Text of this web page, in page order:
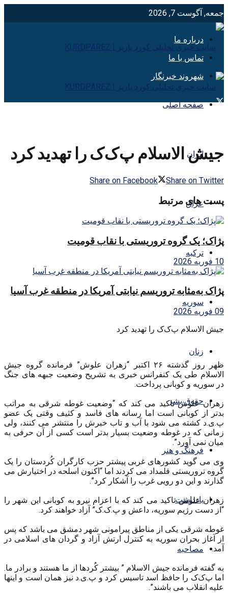
جمعه, آگوست 7, 2026
درباره ما
تماس با ما
شهروند خبرنگار
صفحه اصلی
ایران
عراق
ترکیه
سوریه
زنان
حقوق بشر
فرهنگ و هنر
یادداشت
مصاحبه
جیش الاسلام پ‌ک‌ک را تهدید کرد
Share on Facebook Share on Twitter
پست های مرتبط
پژاک؛ یک گروه تروریستی با نقاب قومیت
10 فوریه 2026
پژاک به‌مثابه تروریسم نیابتی آمریکا در منطقه غرب آسیا
09 فوریه 2026
جیش الاسلام پ‌ک‌ک را تهدید کرد
ظهر روز گذشته ۲۶ اکتبر “زهران علوش” فرمانده گروه جیش
الاسلام طی یک کنفرانس خبری به تشریح وضعیت جبهه های جنگ
در سوریه و کوبانی پرداخت.
زهران علوش تاکید می کند که “وضعیت غوطه شرقی به مراتب
بدتر از کوبانی است اما رسانه های فاسد و کثیف وقتی یک عضو
پ.ی.د کشته می شود با آب و تاب خبرش را منتشر می کنند، ولی
زمانی که در غوطه وضعیت بسیار بدتر است کسی از آن حرفی به
میان نمی آورد”.
وی می گوید کشورهای غربی پیشتر حزب کارگران کُردستان را یک
گروه تروریستی قلمداد می کردند اما “اکنون اسلحه در اختیارش می
گذارند و این دو رویی غرب را آشکار کرد”.
زهران علوش تاکید می کند که با اعزام نیرو به کوبانی این شهر را
“از دست رژیم سوریه، داعش و پ.ک.ک” آزاد خواهند کرد.
غوطه شرقی یکی از مناطق پیرامونی شهر دمشق می باشد که پس
از آغاز بحران سوریه به کنترل ارتش آزاد و گردان های اسلامی در
آمد.
به گفته فرمانده جیش الاسلام ” بیشتر کُردها از ما هستند و برادر ما.
اما پ‌ک‌ک را حافظ اسد تاسیس کرد و پ.ی.د نیز همان است و اینها
علیه انقلاب می باشند”.